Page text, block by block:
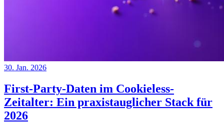
30. Jan. 2026
First-Party-Daten im Cookieless-
Zeitalter: Ein praxistauglicher Stack für
2026